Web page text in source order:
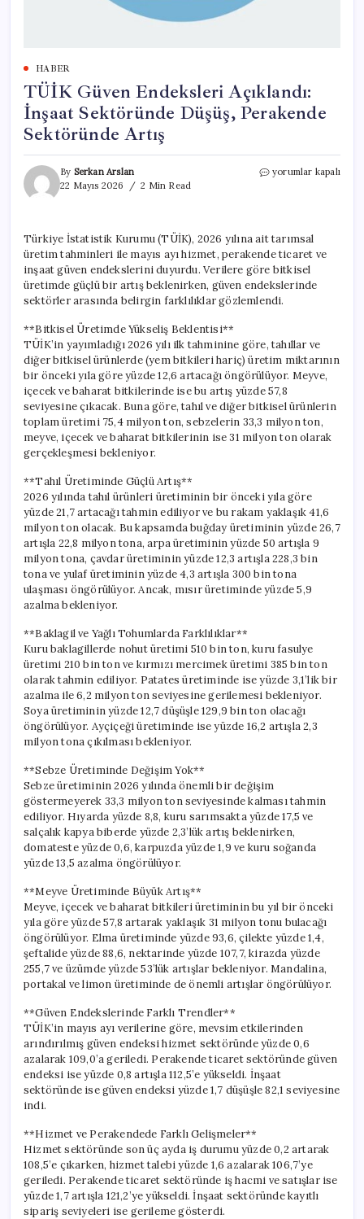
HABER
TÜİK Güven Endeksleri Açıklandı:
İnşaat Sektöründe Düşüş, Perakende
Sektöründe Artış
By Serkan Arslan
22 Mayıs 2026
2 Min Read
TÜİK
Sektöründe
Düşüş,
Perakende
Sektöründe
Artış
yorumlar kapalı
Türkiye İstatistik Kurumu (TÜİK), 2026 yılına ait tarımsal
üretim tahminleri ile mayıs ayı hizmet, perakende ticaret ve
inşaat güven endekslerini duyurdu. Verilere göre bitkisel
üretimde güçlü bir artış beklenirken, güven endekslerinde
sektörler arasında belirgin farklılıklar gözlemlendi.
**Bitkisel Üretimde Yükseliş Beklentisi**
TÜİK’in yayımladığı 2026 yılı ilk tahminine göre, tahıllar ve
diğer bitkisel ürünlerde (yem bitkileri hariç) üretim miktarının
bir önceki yıla göre yüzde 12,6 artacağı öngörülüyor. Meyve,
içecek ve baharat bitkilerinde ise bu artış yüzde 57,8
seviyesine çıkacak. Buna göre, tahıl ve diğer bitkisel ürünlerin
toplam üretimi 75,4 milyon ton, sebzelerin 33,3 milyon ton,
meyve, içecek ve baharat bitkilerinin ise 31 milyon ton olarak
gerçekleşmesi bekleniyor.
**Tahıl Üretiminde Güçlü Artış**
2026 yılında tahıl ürünleri üretiminin bir önceki yıla göre
yüzde 21,7 artacağı tahmin ediliyor ve bu rakam yaklaşık 41,6
milyon ton olacak. Bu kapsamda buğday üretiminin yüzde 26,7
artışla 22,8 milyon tona, arpa üretiminin yüzde 50 artışla 9
milyon tona, çavdar üretiminin yüzde 12,3 artışla 228,3 bin
tona ve yulaf üretiminin yüzde 4,3 artışla 300 bin tona
ulaşması öngörülüyor. Ancak, mısır üretiminde yüzde 5,9
azalma bekleniyor.
**Baklagil ve Yağlı Tohumlarda Farklılıklar**
Kuru baklagillerde nohut üretimi 510 bin ton, kuru fasulye
üretimi 210 bin ton ve kırmızı mercimek üretimi 385 bin ton
olarak tahmin ediliyor. Patates üretiminde ise yüzde 3,1’lik bir
azalma ile 6,2 milyon ton seviyesine gerilemesi bekleniyor.
Soya üretiminin yüzde 12,7 düşüşle 129,9 bin ton olacağı
öngörülüyor. Ayçiçeği üretiminde ise yüzde 16,2 artışla 2,3
milyon tona çıkılması bekleniyor.
**Sebze Üretiminde Değişim Yok**
Sebze üretiminin 2026 yılında önemli bir değişim
göstermeyerek 33,3 milyon ton seviyesinde kalması tahmin
ediliyor. Hıyarda yüzde 8,8, kuru sarımsakta yüzde 17,5 ve
salçalık kapya biberde yüzde 2,3’lük artış beklenirken,
domateste yüzde 0,6, karpuzda yüzde 1,9 ve kuru soğanda
yüzde 13,5 azalma öngörülüyor.
**Meyve Üretiminde Büyük Artış**
Meyve, içecek ve baharat bitkileri üretiminin bu yıl bir önceki
yıla göre yüzde 57,8 artarak yaklaşık 31 milyon tonu bulacağı
öngörülüyor. Elma üretiminde yüzde 93,6, çilekte yüzde 1,4,
şeftalide yüzde 88,6, nektarinde yüzde 107,7, kirazda yüzde
255,7 ve üzümde yüzde 53’lük artışlar bekleniyor. Mandalina,
portakal ve limon üretiminde de önemli artışlar öngörülüyor.
**Güven Endekslerinde Farklı Trendler**
TÜİK’in mayıs ayı verilerine göre, mevsim etkilerinden
arındırılmış güven endeksi hizmet sektöründe yüzde 0,6
azalarak 109,0’a geriledi. Perakende ticaret sektöründe güven
endeksi ise yüzde 0,8 artışla 112,5’e yükseldi. İnşaat
sektöründe ise güven endeksi yüzde 1,7 düşüşle 82,1 seviyesine
indi.
**Hizmet ve Perakendede Farklı Gelişmeler**
Hizmet sektöründe son üç ayda iş durumu yüzde 0,2 artarak
108,5’e çıkarken, hizmet talebi yüzde 1,6 azalarak 106,7’ye
geriledi. Perakende ticaret sektöründe iş hacmi ve satışlar ise
yüzde 1,7 artışla 121,2’ye yükseldi. İnşaat sektöründe kayıtlı
sipariş seviyeleri ise gerileme gösterdi.